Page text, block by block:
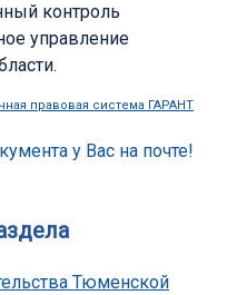
контроль
управление
правовая система ГАРАНТ
Тюменской